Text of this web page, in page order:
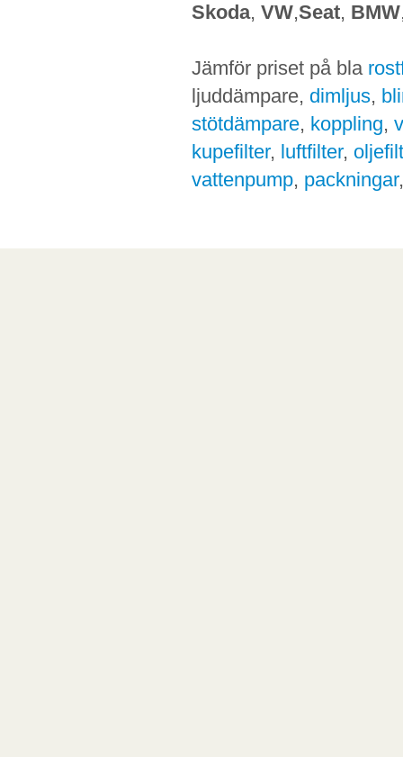
Skoda, VW,Seat, BMW
Jämför priset på bla
ljuddämpare, dimljus,
stötdämpare, koppling,
kupefilter, luftfilter,
vattenpump, packningar